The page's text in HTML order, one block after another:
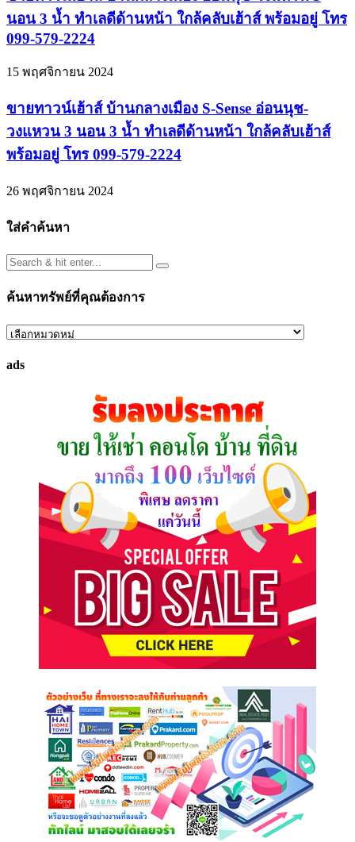
นอน 3 น้ำ ทำเลดีด้านหน้า ใกล้คลับเฮ้าส์ พร้อมอยู่ โทร
099-579-2224
15 พฤศจิกายน 2024
ขายทาวน์เฮ้าส์ บ้านกลางเมือง S-Sense อ่อนนุช-
วงแหวน 3 นอน 3 น้ำ ทำเลดีด้านหน้า ใกล้คลับเฮ้าส์
พร้อมอยู่ โทร 099-579-2224
26 พฤศจิกายน 2024
ใส่คำค้นหา
ค้นหาทรัพย์ที่คุณต้องการ
ค้นหา
ที่
ads